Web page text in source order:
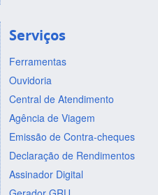
Serviços
Ferramentas
Ouvidoria
Central de Atendimento
Agência de Viagem
Emissão de Contra-cheques
Declaração de Rendimentos
Assinador Digital